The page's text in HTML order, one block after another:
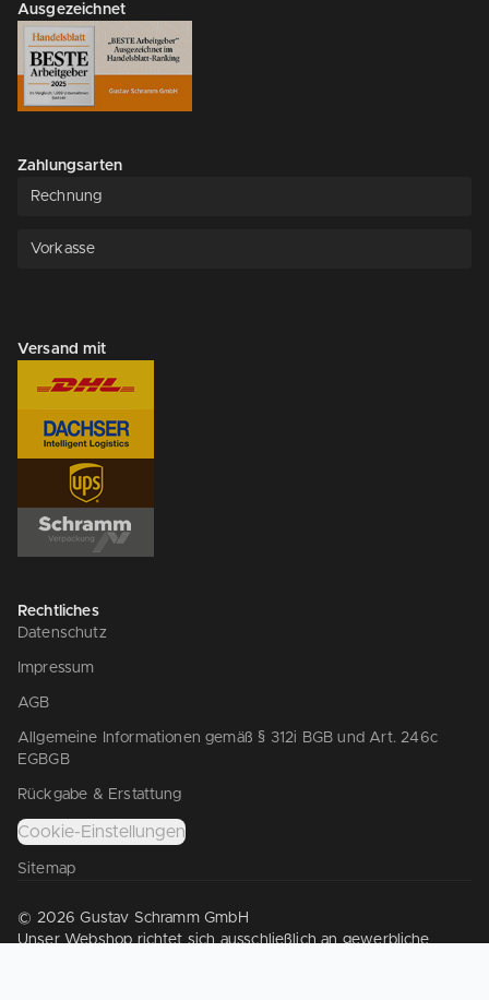
Ausgezeichnet
Zahlungsarten
Rechnung
Vorkasse
Versand mit
Rechtliches
Datenschutz
Impressum
AGB
Allgemeine Informationen gemäß § 312i BGB und Art. 246c
EGBGB
Rückgabe & Erstattung
Cookie-Einstellungen
Sitemap
© 2026 Gustav Schramm GmbH
Unser Webshop richtet sich ausschließlich an gewerbliche